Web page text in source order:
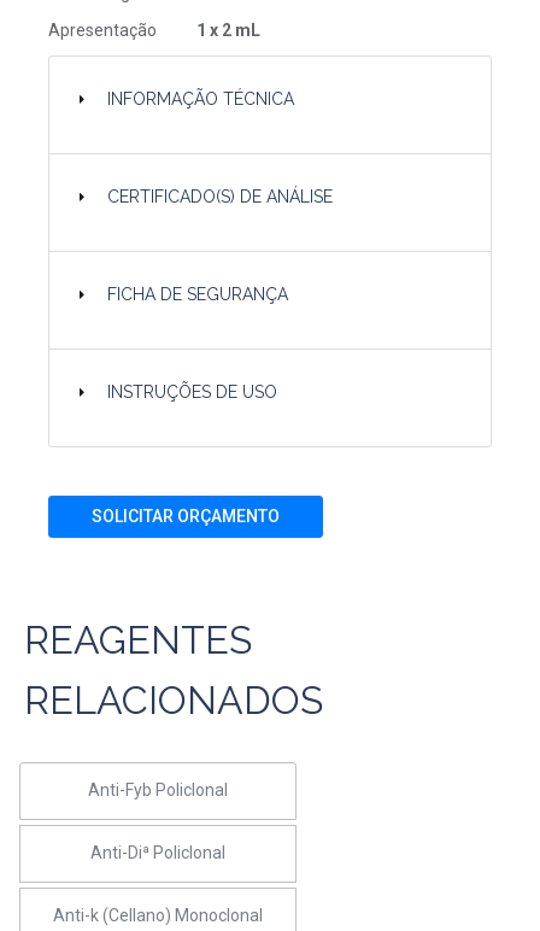
Apresentação
1 x 2 mL
INFORMAÇÃO TÉCNICA
CERTIFICADO(S) DE ANÁLISE
FICHA DE SEGURANÇA
INSTRUÇÕES DE USO
SOLICITAR ORÇAMENTO
REAGENTES
RELACIONADOS
Anti-Fyb Policlonal
Anti-Diª Policlonal
Anti-k (Cellano) Monoclonal